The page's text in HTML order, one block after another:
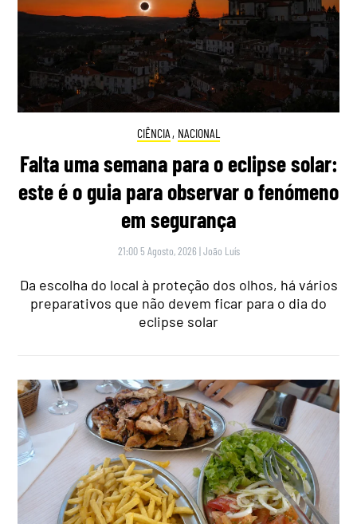
CIÊNCIA , NACIONAL
Falta uma semana para o eclipse solar:
este é o guia para observar o fenómeno
em segurança
21:00 5 Agosto, 2026 |João Luís
Da escolha do local à proteção dos olhos, há vários
preparativos que não devem ficar para o dia do
eclipse solar